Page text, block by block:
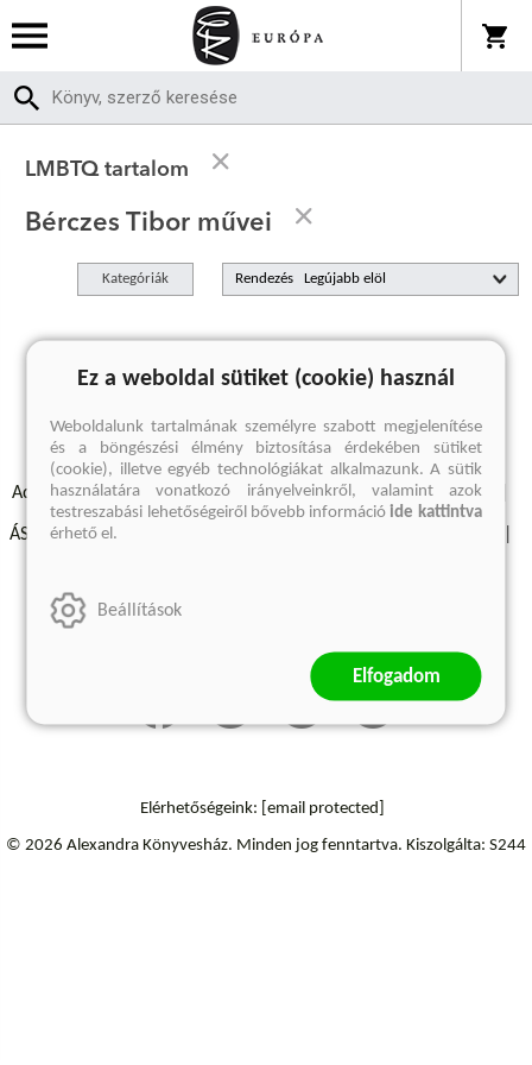
LMBTQ tartalom
Bérczes Tibor művei
Kategóriák Rendezés
A keresett kifejezésre nincs találat
Adatvédelmi szabályzatok Elállási felmondási nyilatkozat
ÁSZF - Vásárlási feltételek
Szállítási információk
Elérhetőségeink: [email protected]
© 2026 Alexandra Könyvesház. Minden jog fenntartva. Kiszolgálta: S244
Ez a weboldal sütiket (cookie) használ
Weboldalunk tartalmának személyre szabott megjelenítése
és a böngészési élmény biztosítása érdekében sütiket
(cookie), illetve egyéb technológiákat alkalmazunk. A sütik
használatára vonatkozó irányelveinkről, valamint azok
testreszabási lehetőségeiről bővebb információide kattintva
érhető el.
Beállítások
Elfogadom